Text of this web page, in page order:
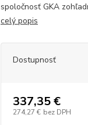
spoločnosť GKA
celý popis
Dostupnosť
337,35 €
274,27 € bez DPH